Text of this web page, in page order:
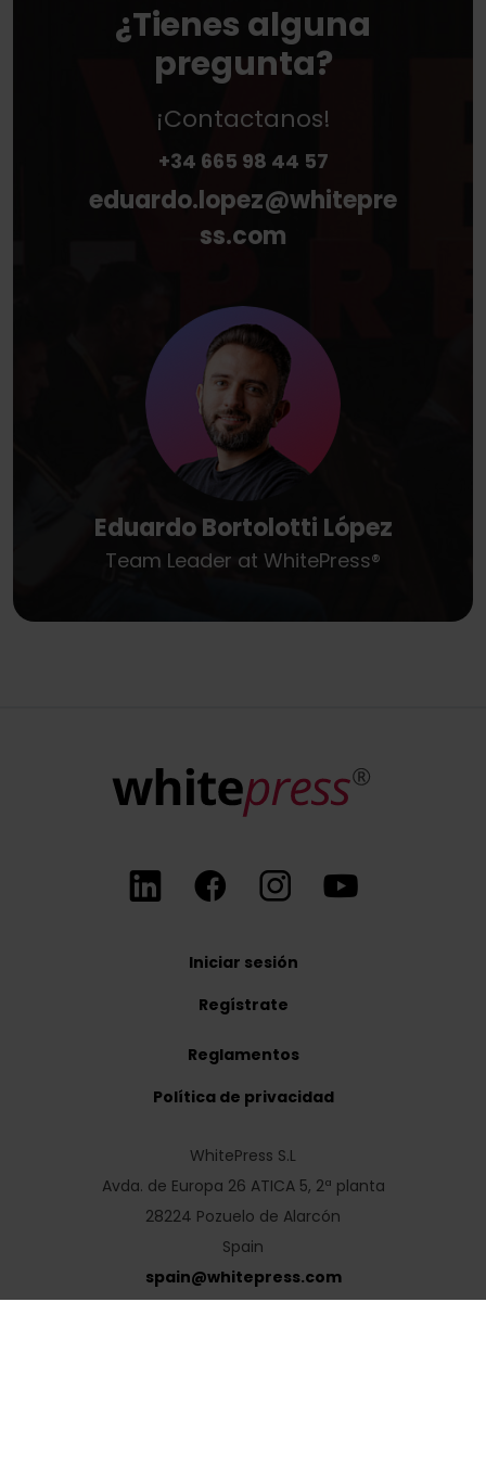
¿Tienes alguna
pregunta?
¡Contactanos!
+34 665 98 44 57
eduardo.lopez@whitepre
ss.com
Eduardo Bortolotti López
Team Leader at WhitePress®
Iniciar sesión
Regístrate
WhitePress S.L
Avda. de Europa 26 ATICA 5, 2ª planta
28224 Pozuelo de Alarcón
Spain
spain@whitepress.com
Reglamentos
Política de privacidad